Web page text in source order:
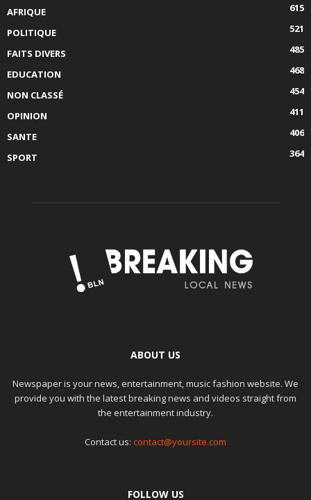
AFRIQUE
615
POLITIQUE
521
FAITS DIVERS
485
EDUCATION
468
NON CLASSÉ
454
OPINION
411
SANTE
406
SPORT
364
ABOUT US
Newspaper is your news, entertainment, music fashion website. We
provide you with the latest breaking news and videos straight from
the entertainment industry.
Contact us: contact@yoursite.com
FOLLOW US